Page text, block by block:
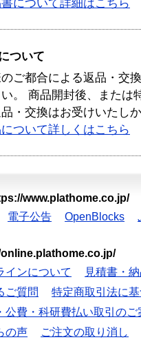
について詳細はこちら
ついて
ご都合による返品・交
い。 商品開封後、または
・交換はお受けいたし
ついて詳しくはこちら
www.plathome.co.jp/
電子公告 OpenBlocks
インについて
見積書・
ご質問
特定商取引法に
公費・科研費払い取引のご
の声 ご注文の取り消し